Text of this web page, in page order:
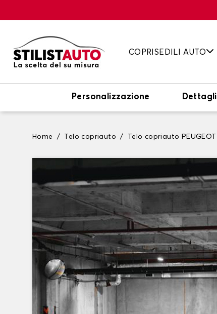
COPRISEDILI AUTO
Personalizzazione Dettagli
Home Telo copriauto Telo copriauto PEUGEOT